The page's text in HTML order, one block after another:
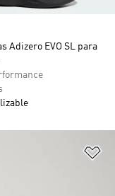
Adizero EVO SL para